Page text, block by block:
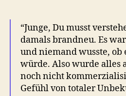
“Junge, Du musst
damals brandneu. Es
und niemand wusste, ob
würde. Also wurde alles
noch nicht
Gefühl von totaler